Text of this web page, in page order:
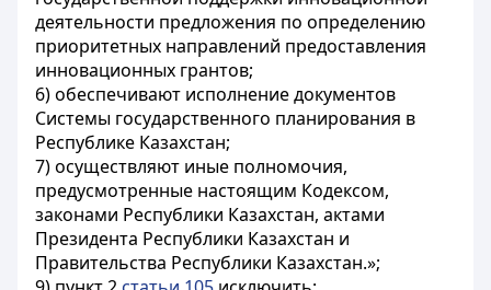
деятельности предложения по определению
приоритетных направлений предоставления
инновационных грантов;
6) обеспечивают исполнение документов
Системы государственного планирования в
Республике Казахстан;
7) осуществляют иные полномочия,
предусмотренные настоящим Кодексом,
законами Республики Казахстан, актами
Президента Республики Казахстан и
Правительства Республики Казахстан.»;